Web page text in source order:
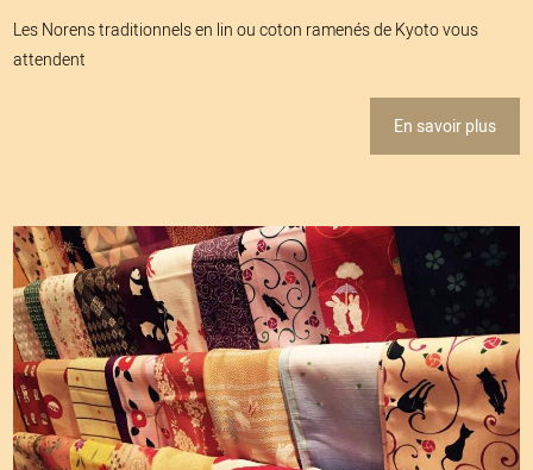
Les Norens traditionnels en lin ou coton ramenés de Kyoto vous
attendent
En savoir plus